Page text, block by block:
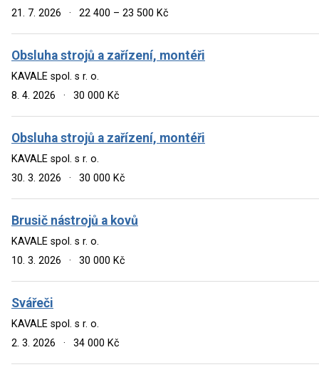
21. 7. 2026
· 22 400 – 23 500 Kč
Obsluha strojů a zařízení, montéři
KAVALE spol. s r. o.
8. 4. 2026
· 30 000 Kč
Obsluha strojů a zařízení, montéři
KAVALE spol. s r. o.
30. 3. 2026
· 30 000 Kč
Brusič nástrojů a kovů
KAVALE spol. s r. o.
10. 3. 2026
· 30 000 Kč
Svářeči
KAVALE spol. s r. o.
2. 3. 2026
· 34 000 Kč